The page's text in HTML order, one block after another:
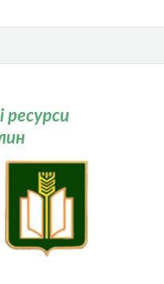
ресурси